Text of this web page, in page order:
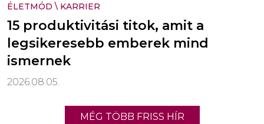
ÉLETMÓD \ KARRIER
15 produktivitási titok, amit a
legsikeresebb emberek mind
ismernek
2026.08.05.
MÉG TÖBB FRISS HÍR